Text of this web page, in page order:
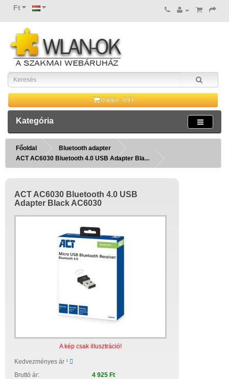
Ft
0 tétel - 0 Ft
Kategória
Főoldal
Bluetooth adapter
ACT AC6030 Bluetooth 4.0 USB Adapter Bla...
ACT AC6030 Bluetooth 4.0 USB
Adapter Black AC6030
A kép csak illusztráció!
Kedvezményes ár ¹
Bruttó ár:
4 925 Ft